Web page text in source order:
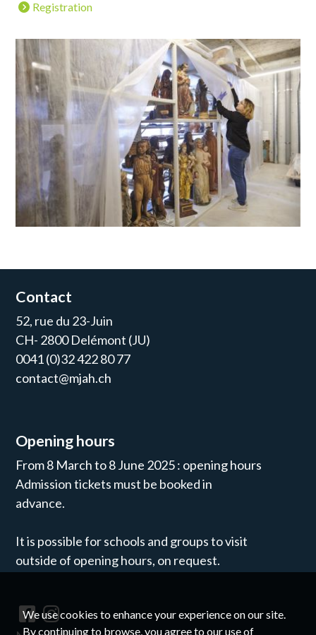
Registration
Contact
52, rue du 23-Juin
CH- 2800 Delémont (JU)
0041 (0)32 422 80 77
contact@mjah.ch
Opening hours
From 8 March to 8 June 2025 : opening hours
Admission tickets must be booked in
advance.
It is possible for schools and groups to visit
outside of opening hours, on request.
We use cookies to enhance your experience on our site.
By continuing to browse, you agree to our use of